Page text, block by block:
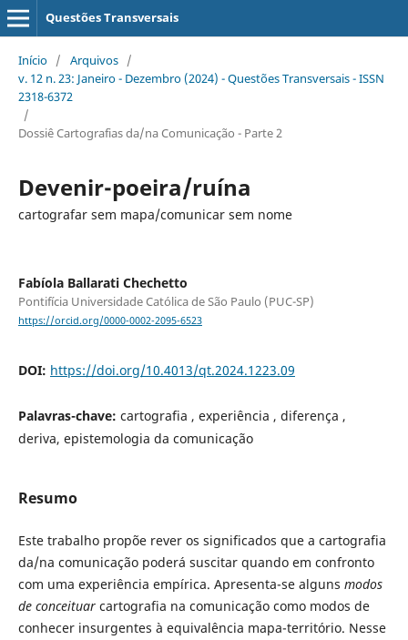
Questões Transversais
Início / Arquivos /
v. 12 n. 23: Janeiro - Dezembro (2024) - Questões Transversais - ISSN
2318-6372
/
Dossiê Cartografias da/na Comunicação - Parte 2
Devenir-poeira/ruína
cartografar sem mapa/comunicar sem nome
Fabíola Ballarati Chechetto
Pontifícia Universidade Católica de São Paulo (PUC-SP)
https://orcid.org/0000-0002-2095-6523
DOI: https://doi.org/10.4013/qt.2024.1223.09
Palavras-chave: cartografia , experiência , diferença ,
deriva, epistemologia da comunicação
Resumo
Este trabalho propõe rever os significados que a cartografia
da/na comunicação poderá suscitar quando em confronto
com uma experiência empírica. Apresenta-se alguns modos
de conceituarcartografia na comunicação como modos de
conhecer insurgentes à equivalência mapa-território. Nesse